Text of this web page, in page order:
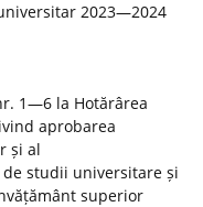
2023—2024
1—6 la Hotărârea
aprobarea
și al
studii universitare și
superior